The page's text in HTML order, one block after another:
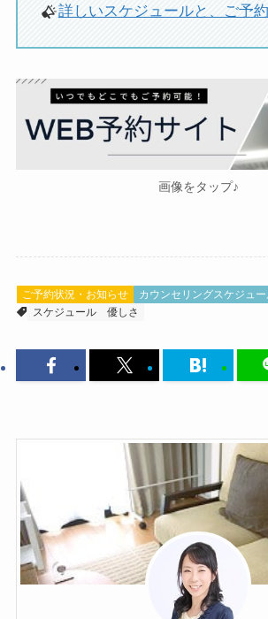
詳しいスケジュールと、ご予
画像をタップ♪
ご予約状況・お知らせ
カウンセリングスケジュ
スケジュール
優しさ